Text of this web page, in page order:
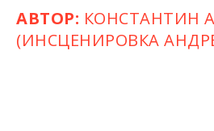
АВТОР: КОНСТАНТИН
(ИНСЦЕНИРОВКА